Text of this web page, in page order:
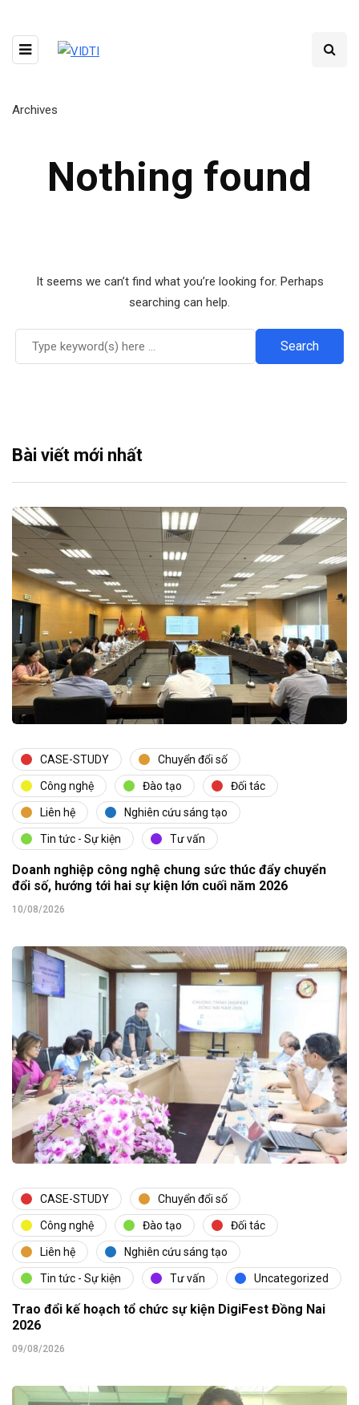
Archives
Nothing found
It seems we can’t find what you’re looking for. Perhaps
searching can help.
Bài viết mới nhất
CASE-STUDY Chuyển đổi số
Công nghệ Đào tạo Đối tác
Liên hệ Nghiên cứu sáng tạo
Tin tức - Sự kiện Tư vấn
Doanh nghiệp công nghệ chung sức thúc đẩy chuyển
đổi số, hướng tới hai sự kiện lớn cuối năm 2026
10/08/2026
CASE-STUDY Chuyển đổi số
Công nghệ Đào tạo Đối tác
Liên hệ Nghiên cứu sáng tạo
Tin tức - Sự kiện Tư vấn Uncategorized
Trao đổi kế hoạch tổ chức sự kiện DigiFest Đồng Nai
2026
09/08/2026